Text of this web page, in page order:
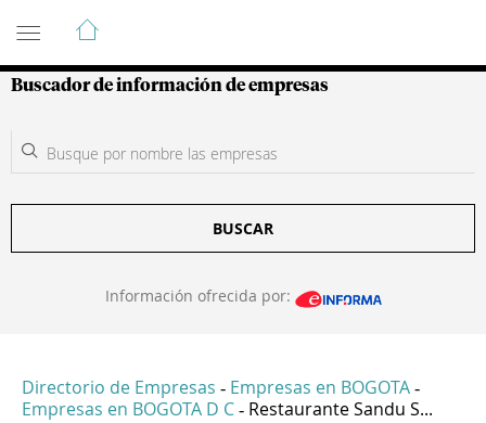
Guía de Empresas Colombianas
Buscador de información de empresas
BUSCAR
Información ofrecida por:
Directorio de Empresas - Empresas en BOGOTA -
Empresas en BOGOTA D C - Restaurante Sandu S...